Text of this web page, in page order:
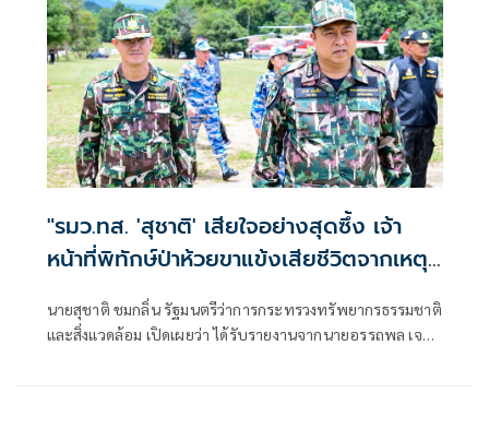
"รมว.ทส. 'สุชาติ' เสียใจอย่างสุดซึ้ง เจ้า
หน้าที่พิทักษ์ป่าห้วยขาแข้งเสียชีวิตจากเหตุ
ถูกสัตว์ป่าทำร้าย สั่งดูแลครอบครัวเต็มที่
พร้อมยกระดับมาตรการความปลอดภัยเจ้า
นายสุชาติ ชมกลิ่น รัฐมนตรีว่าการกระทรวงทรัพยากรธรรมชาติ
และสิ่งแวดล้อม เปิดเผยว่า ได้รับรายงานจากนายอรรถพล เจริญ